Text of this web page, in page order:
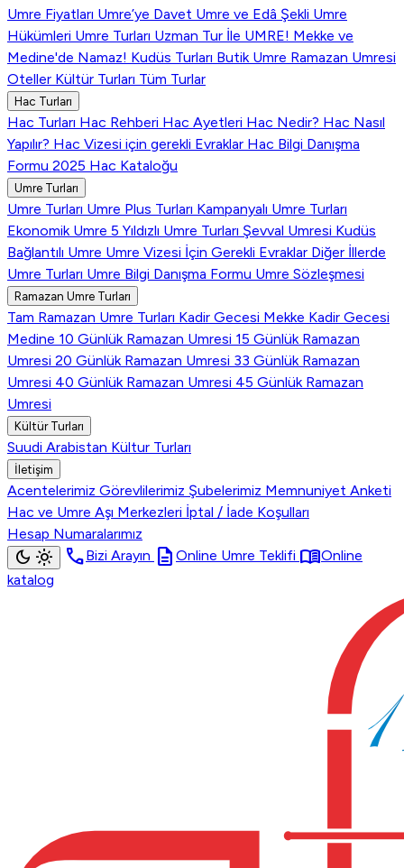
Umre Fiyatları Umre’ye Davet Umre ve Edâ Şekli Umre
Hükümleri Umre Turları Uzman Tur İle UMRE! Mekke ve
Medine'de Namaz! Kudüs Turları Butik Umre Ramazan Umresi
Oteller Kültür Turları Tüm Turlar
Hac Turları
Hac Turları Hac Rehberi Hac Ayetleri Hac Nedir? Hac Nasıl
Yapılır? Hac Vizesi için gerekli Evraklar Hac Bilgi Danışma
Formu 2025 Hac Kataloğu
Umre Turları
Umre Turları Umre Plus Turları Kampanyalı Umre Turları
Ekonomik Umre 5 Yıldızlı Umre Turları Şevval Umresi Kudüs
Bağlantılı Umre Umre Vizesi İçin Gerekli Evraklar Diğer İllerde
Umre Turları Umre Bilgi Danışma Formu Umre Sözleşmesi
Ramazan Umre Turları
Tam Ramazan Umre Turları Kadir Gecesi Mekke Kadir Gecesi
Medine 10 Günlük Ramazan Umresi 15 Günlük Ramazan
Umresi 20 Günlük Ramazan Umresi 33 Günlük Ramazan
Umresi 40 Günlük Ramazan Umresi 45 Günlük Ramazan
Umresi
Kültür Turları
Suudi Arabistan Kültur Turları
İletişim
Acentelerimiz Görevlilerimiz Şubelerimiz Memnuniyet Anketi
Hac ve Umre Aşı Merkezleri İptal / İade Koşulları
Hesap Numaralarımız
dark_mode light_mode callBizi Arayın description Online Umre Teklifi menu_bookOnline
katalog